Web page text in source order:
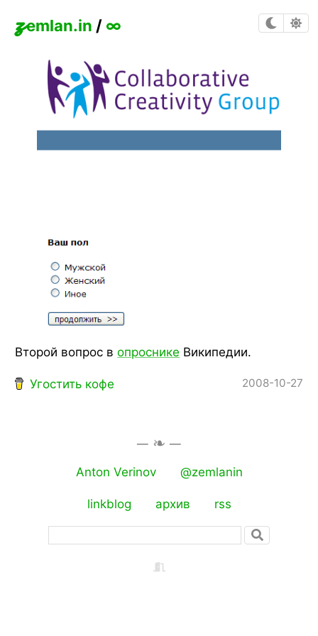
zemlan.in / ∞
Второй вопрос вопроснике Википедии.
Угостить кофе 2008-10-27
Anton Verinov @zemlanin
linkblog архив rss